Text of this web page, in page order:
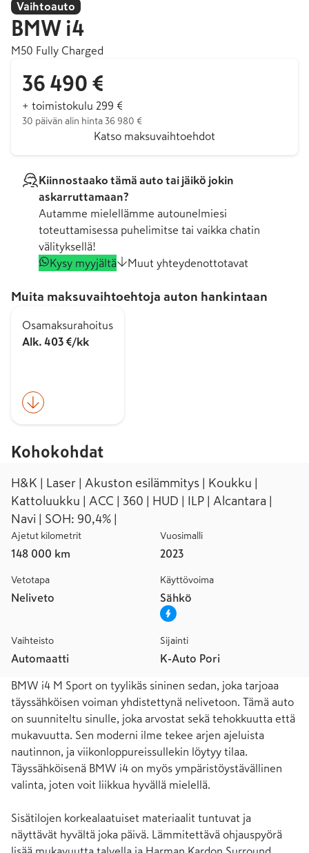
Vaihtoauto
BMW i4
M50 Fully Charged
36 490 €
+ toimistokulu 299 €
30 päivän alin hinta 36 980 €
Katso maksuvaihtoehdot
Kiinnostaako tämä auto tai jäikö jokin
askarruttamaan?
Autamme mielellämme autounelmiesi
toteuttamisessa puhelimitse tai vaikka chatin
välityksellä!
Kysy myyjältä
Muut yhteydenottotavat
Muita maksuvaihtoehtoja auton hankintaan
Osamaksurahoitus
Alk. 403 €/kk
Kohokohdat
H&K | Laser | Akuston esilämmitys | Koukku |
Kattoluukku | ACC | 360 | HUD | ILP | Alcantara |
Navi | SOH: 90,4% |
Ajetut kilometrit
148 000 km
Vuosimalli
2023
Vetotapa
Neliveto
Käyttövoima
Sähkö
Vaihteisto
Automaatti
Sijainti
K-Auto Pori
BMW i4 M Sport on tyylikäs sininen sedan, joka tarjoaa
täyssähköisen voiman yhdistettynä nelivetoon. Tämä auto
on suunniteltu sinulle, joka arvostat sekä tehokkuutta että
mukavuutta. Sen moderni ilme tekee arjen ajeluista
nautinnon, ja viikonloppureissullekin löytyy tilaa.
Täyssähköisenä BMW i4 on myös ympäristöystävällinen
valinta, joten voit liikkua hyvällä mielellä.
Sisätilojen korkealaatuiset materiaalit tuntuvat ja
näyttävät hyvältä joka päivä. Lämmitettävä ohjauspyörä